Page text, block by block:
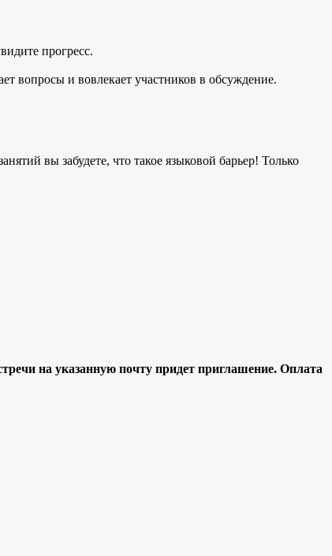
прогресс.
вопросы и вовлекает участников в обсуждение.
вы забудете, что такое языковой барьер! Только
на указанную почту придет приглашение. Оплата